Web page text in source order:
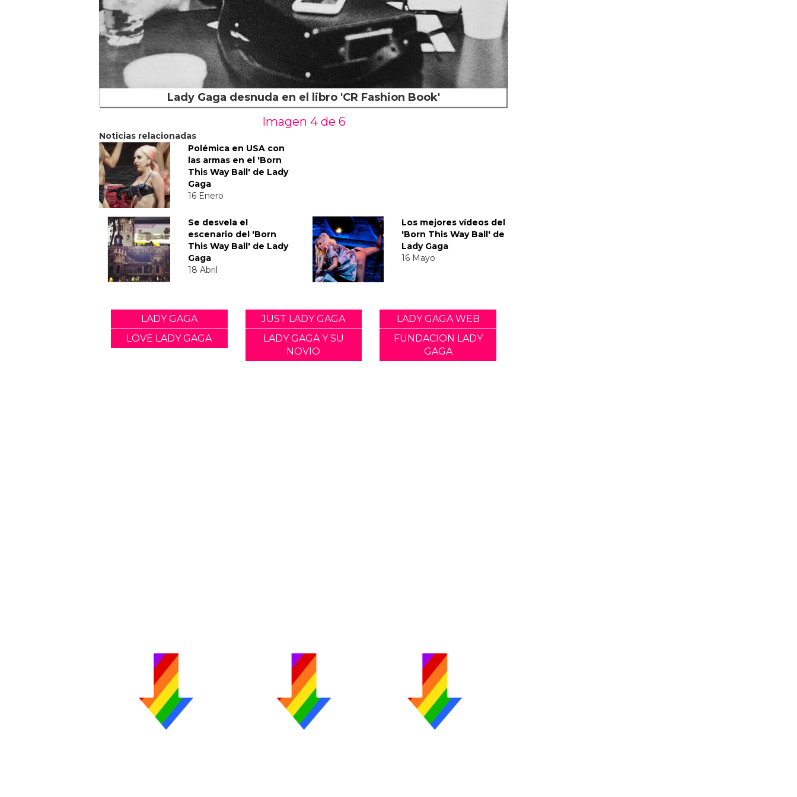
Lady Gaga desnuda en el libro 'CR Fashion Book'
Imagen 4 de 6
Noticias relacionadas
Polémica en USA con
las armas en el 'Born
This Way Ball' de Lady
Gaga
16 Enero
Se desvela el
escenario del 'Born
This Way Ball' de Lady
Gaga
18 Abril
Los mejores vídeos del
'Born This Way Ball' de
Lady Gaga
16 Mayo
LADY GAGA JUST LADY GAGA
LADY GAGA WEB
LOVE LADY GAGA
LADY GAGA Y SU
NOVIO
FUNDACION LADY
GAGA